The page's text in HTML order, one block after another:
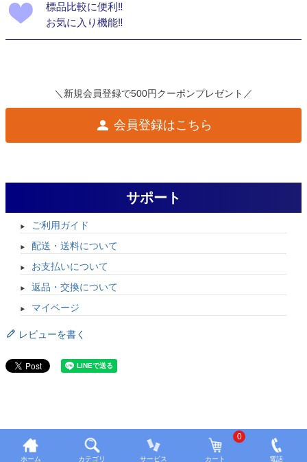
標品比較に便利‼
お気に入り機能‼
＼新規会員登録で500円クーポンプレゼント／
会員登録はこちら
サポート
ご利用ガイド
配送・送料について
お支払いについて
返品・交換について
マイページ
レビューを書く
ホーム カテゴリ サービス
0
カート 電話